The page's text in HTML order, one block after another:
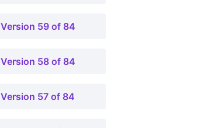
Version 59 of 84
Version 58 of 84
Version 57 of 84